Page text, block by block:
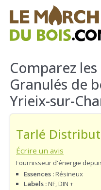
CHAUFFAGE AU BOIS
FAQ
CALCULER SA
TROUVER SON
BLOG
ESPACE PRO
Comparez
Granulés de
Yrieix-sur-
Tarlé
Écrire un avis
Fournisseur d'énergie
Essences :Résineux
Labels :NF, DIN +